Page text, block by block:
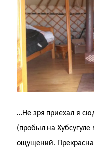
…Не зря приехал я
(пробыл на
ощущений.